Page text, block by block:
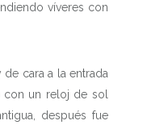
víveres con
cara a la entrada
un reloj de sol
después fue